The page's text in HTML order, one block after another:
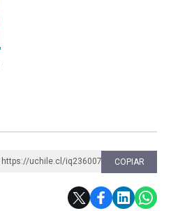
https://uchile.cl/iq236007 COPIAR